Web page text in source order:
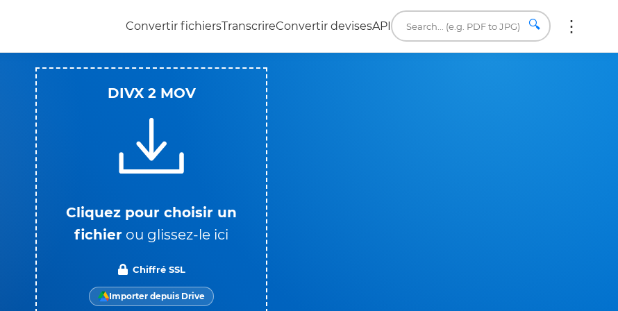
Convertir fichiersTranscrireConvertir devisesAPI 🔍
DIVX 2 MOV
Cliquez pour choisir un
fichier ou glissez-le ici
Chiffré SSL
Importer depuis Drive